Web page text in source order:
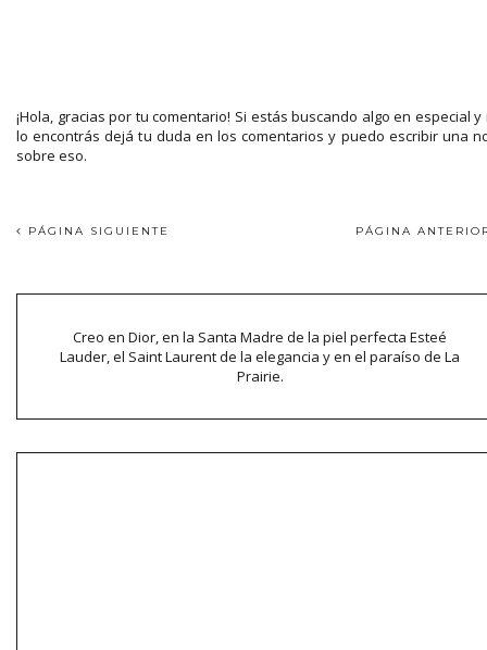
¡Hola, gracias por tu comentario! Si estás buscando algo en especial y
lo encontrás dejá tu duda en los comentarios y puedo escribir una
sobre eso.
PÁGINA SIGUIENTE PÁGINA
Creo en Dior, en la Santa Madre de la piel perfecta Esteé
Lauder, el Saint Laurent de la elegancia y en el paraíso de La
Prairie.